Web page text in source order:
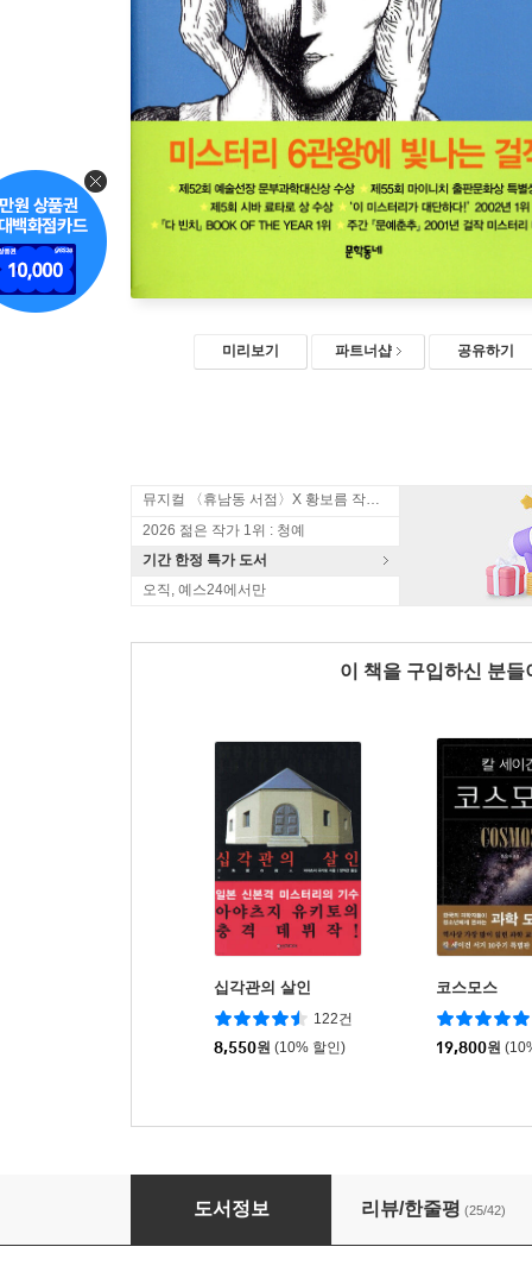
미리보기 파트너샵 공유하기
뮤지컬 〈휴남동 서점〉X 황보름 작가 북토크
2026 젊은 작가 1위 : 청예
기간 한정 특가 도서
오직, 예스24에서만
이 책을 구입하신 분
십각관의 살인
122건
8,550원 (10% 할인)
코스모스
19,800원
모방범 2
도서정보 리뷰/한줄평 (25/42)